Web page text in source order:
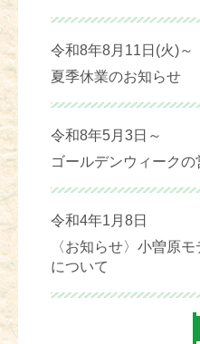
令和8年8月11日(火)～
夏季休業のお知らせ
令和8年5月3日～
ゴールデンウィーク
令和4年1月8日
〈お知らせ〉小曽原
について